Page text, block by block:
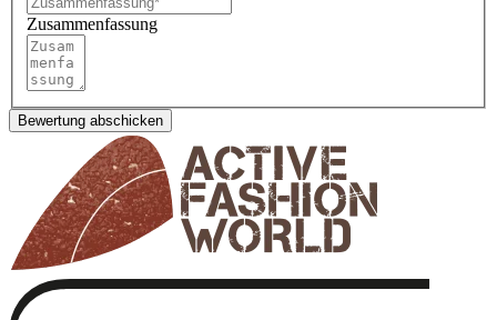
Zusammenfassung
Bewertung abschicken